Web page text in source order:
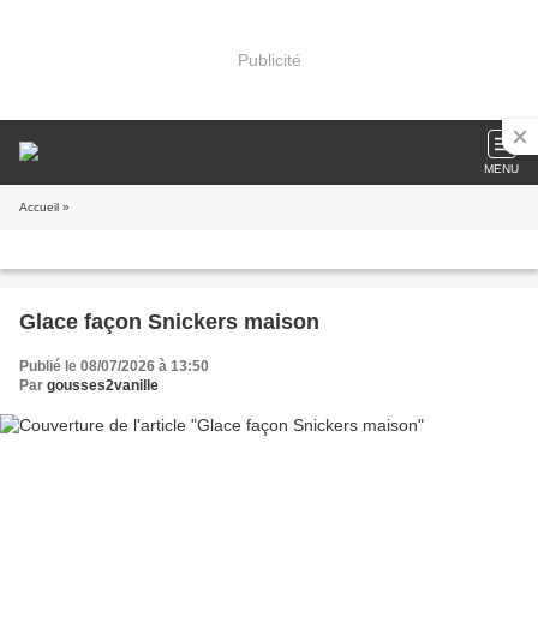
Publicité
MENU
Accueil »
Glace façon Snickers maison
Publié le 08/07/2026 à 13:50
Par gousses2vanille